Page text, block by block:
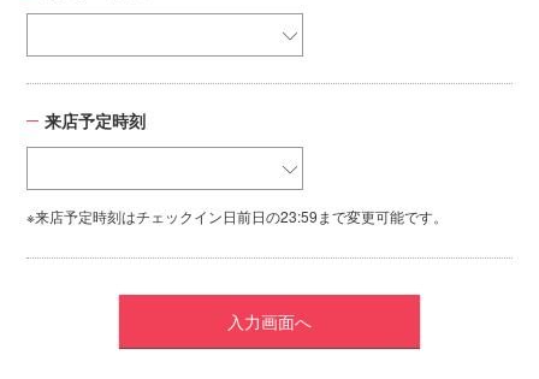
来店予定時刻
※来店予定時刻はチェックイン日前日の23:59まで変更可能です。